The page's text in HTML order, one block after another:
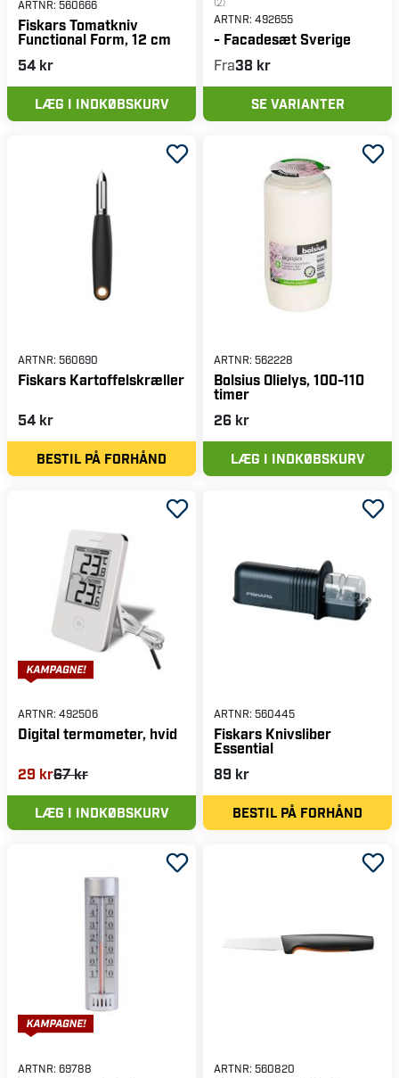
ARTNR: 560666
Fiskars Tomatkniv
Functional Form, 12 cm
54 kr
LÆG I INDKØBSKURV
(2)
ARTNR: 492655
- Facadesæt Sverige
Fra38 kr
SE VARIANTER
ARTNR: 560690
Fiskars Kartoffelskræller
54 kr
BESTIL PÅ FORHÅND
ARTNR: 562228
Bolsius Olielys, 100-110
timer
26 kr
LÆG I INDKØBSKURV
ARTNR: 492506
Digital termometer, hvid
29 kr67 kr
LÆG I INDKØBSKURV
ARTNR: 560445
Fiskars Knivsliber
Essential
89 kr
BESTIL PÅ FORHÅND
ARTNR: 69788 ARTNR: 560820